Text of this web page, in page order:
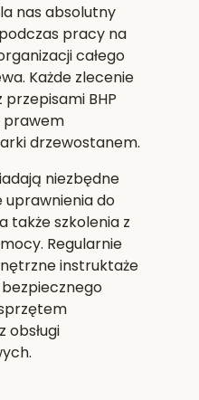
nas absolutny
pracy na
całego
Każde zlecenie
BHP
prawem
drzewostanem.
niezbędne
uprawnienia do
także szkolenia z
Regularnie
instruktaże